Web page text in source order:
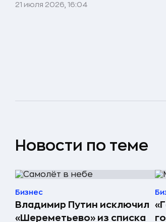
21 июля 2026, 16:04
Новости по теме
Бизнес
Владимир Путин исключил
«Шереметьево» из списка